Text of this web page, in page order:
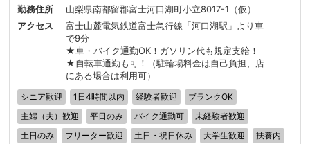
勤務住所
山梨県南都留郡富士河口湖町小立8017-1（仮）
アクセス
富士山麓電気鉄道富士急行線「河口湖駅」より車
で9分
★車・バイク通勤OK！ガソリン代も規定支給！
★自転車通勤も可！（駐輪場料金は自己負担、店
にある場合は利用可）
シニア歓迎 1日4時間以内 経験者歓迎
ブランクOK
主婦（夫）歓迎
平日のみ バイク通勤可
未経験者歓迎
土日のみ
フリーター歓迎 土日・祝日休み 大学生歓迎
扶養内